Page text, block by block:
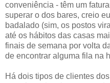
conveniência - têm um
superar o dos bares, creio
badalado (sim, os postos
até os hábitos das casas
finais de semana por volta
de encontrar alguma fila na
Há dois tipos de clientes